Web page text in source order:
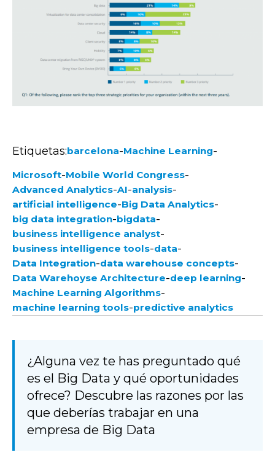
Etiquetas:barcelona-Machine Learning-
Microsoft-Mobile World Congress-
Advanced Analytics-AI-analysis-
artificial intelligence-Big Data Analytics-
big data integration-bigdata-
business intelligence analyst-
business intelligence tools-data-
Data Integration-data warehouse concepts-
Data Warehoyse Architecture-deep learning-
Machine Learning Algorithms-
machine learning tools-predictive analytics
¿Alguna vez te has preguntado qué
es el Big Data y qué oportunidades
ofrece? Descubre las razones por las
que deberías trabajar en una
empresa de Big Data